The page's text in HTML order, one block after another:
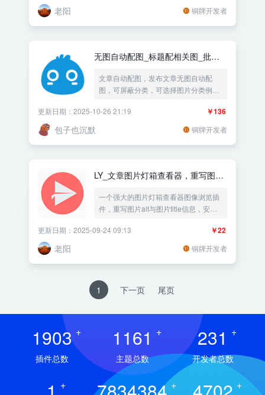
动匹配相关图片，自动插入多张关键词
匹配网络图片，随机填充已上传的附件
老阳 铜牌开发者
无图自动配图_标题配相关图_批处
文章自动配图，发布文章无图自动配
图，可屏蔽分类，可选择图片分类例如
￥136
更新日期：2025-10-26 21:19
包子也沉默 铜牌开发者
LY_文章图片灯箱查看器，重写图片
一个强大的图片灯箱查看器图像浏览插
件，重写图片alt与图片title信息，安装
播放查看插件(支持旋转图片、放大图片
缩小图片)，图片SEO优化重写图片ALT
￥22
更新日期：2025-09-24 09:13
老阳 铜牌开发者
1 下一页 尾页
1903 +
插件总数
1161 +
主题总数
231 +
开发者总数
+ + +